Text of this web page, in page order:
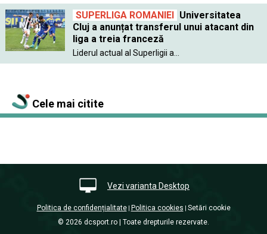
SUPERLIGA ROMANIEI Universitatea
Cluj a anunțat transferul unui atacant din
liga a treia franceză
Liderul actual al Superligii a...
Cele mai citite
Vezi varianta Desktop
Politica de confidențialitate| Politica cookies Setări cookie
© 2026 dcsport.ro | Toate drepturile rezervate.